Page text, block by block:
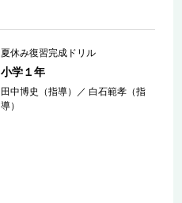
夏休み復習完成ドリル
小学１年
田中博史（指導） ／白石範孝（指
導）